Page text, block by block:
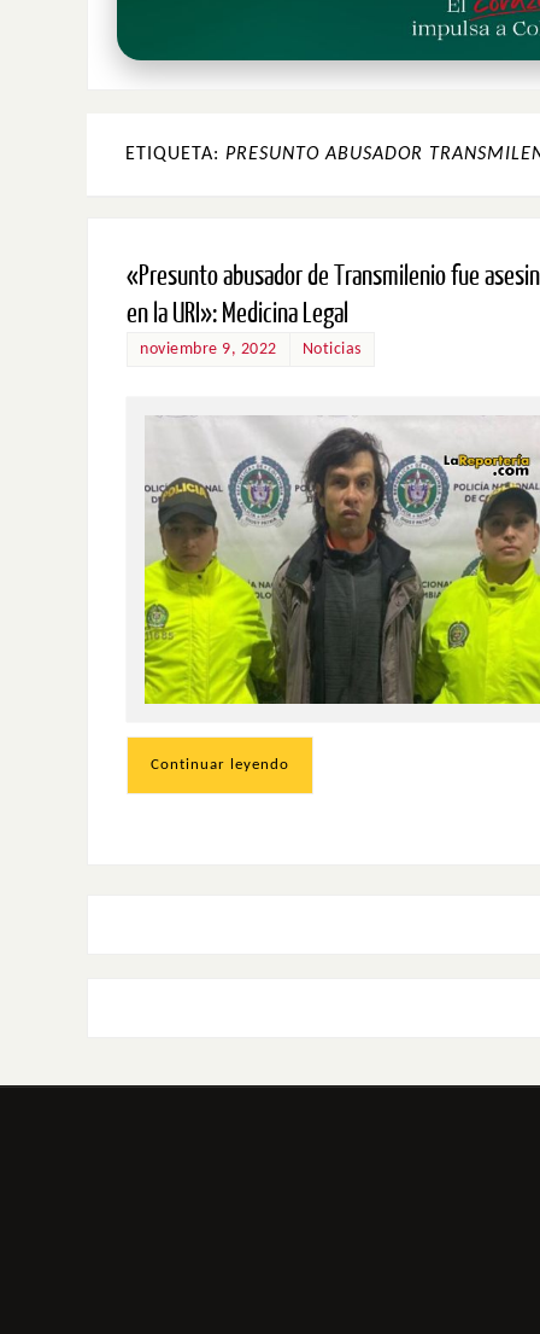
ETIQUETA: PRESUNTO ABUSADOR
«Presunto abusador de Transmilenio fue
en la URI»: Medicina Legal
noviembre 9, 2022 Noticias
Continuar leyendo